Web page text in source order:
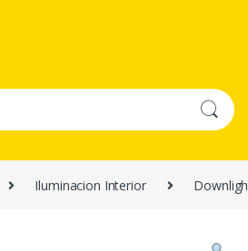
Iluminacion Interior